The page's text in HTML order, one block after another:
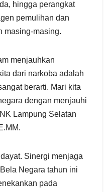
hingga perangkat
pemulihan dan
masing-masing.
menjauhkan
dari narkoba adalah
berarti. Mari kita
dengan menjauhi
Lampung Selatan
Sinergi menjaga
Negara tahun ini
pada